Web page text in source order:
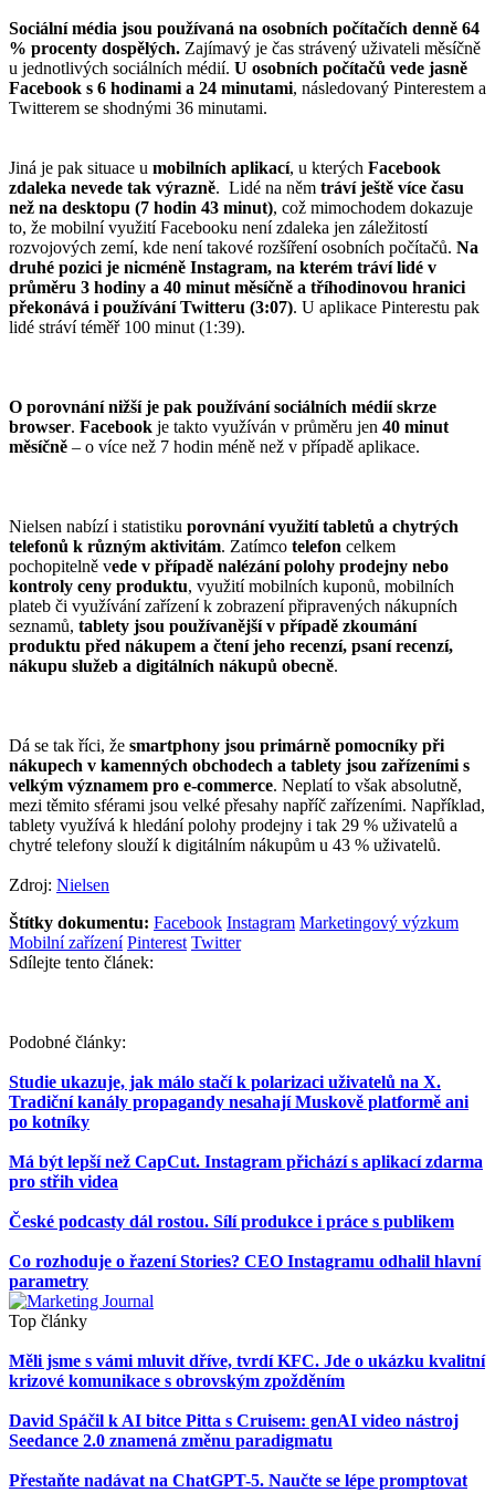
Sociální média jsou používaná na osobních počítačích denně 64
% procenty dospělých. Zajímavý je čas strávený uživateli měsíčně
u jednotlivých sociálních médií. U osobních počítačů vede jasně
Facebook s 6 hodinami a 24 minutami, následovaný Pinterestem a
Twitterem se shodnými 36 minutami.
Jiná je pak situace u mobilních aplikací, u kterých Facebook
zdaleka nevede tak výrazně. Lidé na něm tráví ještě více času
než na desktopu (7 hodin 43 minut), což mimochodem dokazuje
to, že mobilní využití Facebooku není zdaleka jen záležitostí
rozvojových zemí, kde není takové rozšíření osobních počítačů. Na
druhé pozici je nicméně Instagram, na kterém tráví lidé v
průměru 3 hodiny a 40 minut měsíčně a tříhodinovou hranici
překonává i používání Twitteru (3:07). U aplikace Pinterestu pak
lidé stráví téměř 100 minut (1:39).
O porovnání nižší je pak používání sociálních médií skrze
browser. Facebook je takto využíván v průměru jen 40 minut
měsíčně – o více než 7 hodin méně než v případě aplikace.
Nielsen nabízí i statistiku porovnání využití tabletů a chytrých
telefonů k různým aktivitám. Zatímco telefon celkem
pochopitelně vede v případě nalézání polohy prodejny nebo
kontroly ceny produktu, využití mobilních kuponů, mobilních
plateb či využívání zařízení k zobrazení připravených nákupních
seznamů, tablety jsou používanější v případě zkoumání
produktu před nákupem a čtení jeho recenzí, psaní recenzí,
nákupu služeb a digitálních nákupů obecně.
Dá se tak říci, že smartphony jsou primárně pomocníky při
nákupech v kamenných obchodech a tablety jsou zařízeními s
velkým významem pro e-commerce. Neplatí to však absolutně,
mezi těmito sférami jsou velké přesahy napříč zařízeními. Například,
tablety využívá k hledání polohy prodejny i tak 29 % uživatelů a
chytré telefony slouží k digitálním nákupům u 43 % uživatelů.
Zdroj: Nielsen
Štítky dokumentu: Facebook Instagram Marketingový výzkum
Mobilní zařízení Pinterest Twitter
Sdílejte tento článek:
Podobné články:
Studie ukazuje, jak málo stačí k polarizaci uživatelů na X.
Tradiční kanály propagandy nesahají Muskově platformě ani
po kotníky
Má být lepší než CapCut. Instagram přichází s aplikací zdarma
pro střih videa
České podcasty dál rostou. Sílí produkce i práce s publikem
Co rozhoduje o řazení Stories? CEO Instagramu odhalil hlavní
parametry
Top články
Měli jsme s vámi mluvit dříve, tvrdí KFC. Jde o ukázku kvalitní
krizové komunikace s obrovským zpožděním
David Spáčil k AI bitce Pitta s Cruisem: genAI video nástroj
Seedance 2.0 znamená změnu paradigmatu
Přestaňte nadávat na ChatGPT-5. Naučte se lépe promptovat